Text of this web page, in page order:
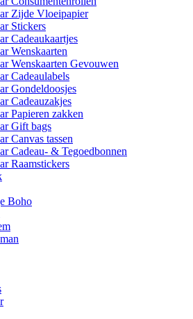
Zijde Vloeipapier
Stickers
Cadeaukaartjes
Wenskaarten
Wenskaarten Gevouwen
Cadeaulabels
Gondeldoosjes
Cadeauzakjes
Papieren zakken
Gift bags
Canvas tassen
Cadeau- & Tegoedbonnen
Raamstickers
Boho